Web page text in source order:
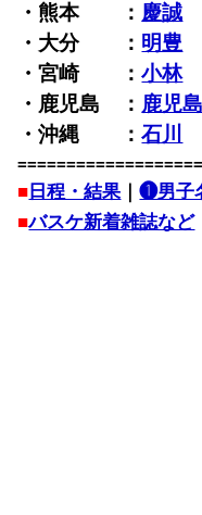
・熊本 ： 慶誠
・大分 ： 明豊
・宮崎 ：小林
・鹿児島 ： 鹿児島
・沖縄 ：石川
■ 日程・結果｜❶男子
■バスケ新着雑誌など